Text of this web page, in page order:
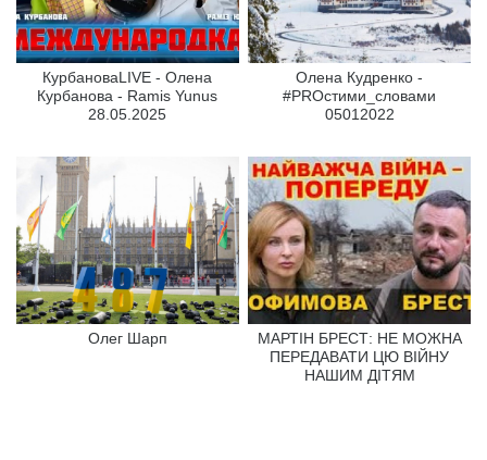
КурбановаLIVE - Олена
Курбанова - Ramis Yunus
28.05.2025
Олена Кудренко -
#PROстими_словами
05012022
Олег Шарп
МАРТІН БРЕСТ: НЕ МОЖНА
ПЕРЕДАВАТИ ЦЮ ВІЙНУ
НАШИМ ДІТЯМ